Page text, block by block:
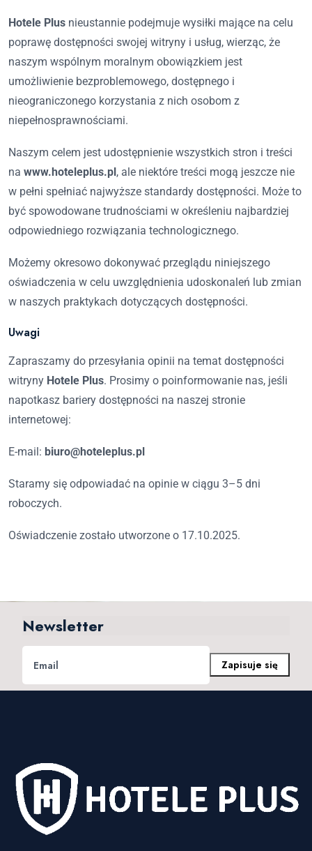
Hotele Plus nieustannie podejmuje wysiłki mające na celu
poprawę dostępności swojej witryny i usług, wierząc, że
naszym wspólnym moralnym obowiązkiem jest
umożliwienie bezproblemowego, dostępnego i
nieograniczonego korzystania z nich osobom z
niepełnosprawnościami.
Naszym celem jest udostępnienie wszystkich stron i treści
na www.hoteleplus.pl, ale niektóre treści mogą jeszcze nie
w pełni spełniać najwyższe standardy dostępności. Może to
być spowodowane trudnościami w określeniu najbardziej
odpowiedniego rozwiązania technologicznego.
Możemy okresowo dokonywać przeglądu niniejszego
oświadczenia w celu uwzględnienia udoskonaleń lub zmian
w naszych praktykach dotyczących dostępności.
Uwagi
Zapraszamy do przesyłania opinii na temat dostępności
witryny Hotele Plus. Prosimy o poinformowanie nas, jeśli
napotkasz bariery dostępności na naszej stronie
internetowej:
E-mail: biuro@hoteleplus.pl
Staramy się odpowiadać na opinie w ciągu 3–5 dni
roboczych.
Oświadczenie zostało utworzone o 17.10.2025.
Newsletter
Zapisuje się